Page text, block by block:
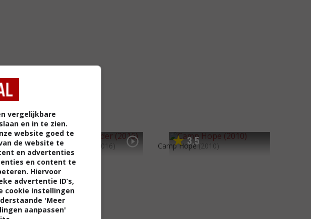
4 9
The Stakelander (2016) 3,5
Camp Hope (2010)
vergelijkbare
en in te zien.
website goed te
de website te
en advertenties
en content te
Hiervoor
advertentie ID’s,
cookie instellingen
'Meer
aanpassen'